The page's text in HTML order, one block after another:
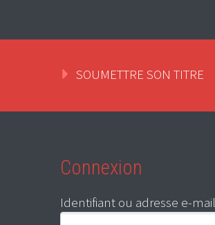
SOUMETTRE SON TITRE
Connexion
Identifiant ou adresse e-mail